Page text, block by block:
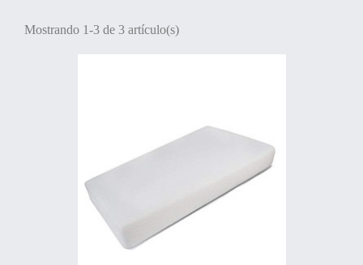
Mostrando 1-3 de 3 artículo(s)